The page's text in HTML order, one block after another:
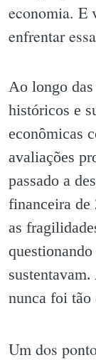
economia. E
enfrentar
Ao longo
históricos e
econômicas
avaliações
passado a
financeira de
as
nunca foi
Um dos